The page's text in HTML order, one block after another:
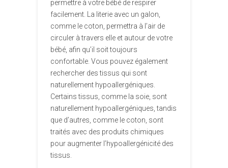
permettre à votre bébé de respirer
facilement. La literie avec un galon,
comme le coton, permettra à l’air de
circuler à travers elle et autour de votre
bébé, afin qu’il soit toujours
confortable. Vous pouvez également
rechercher des tissus qui sont
naturellement hypoallergéniques.
Certains tissus, comme la soie, sont
naturellement hypoallergéniques, tandis
que d’autres, comme le coton, sont
traités avec des produits chimiques
pour augmenter l’hypoallergénicité des
tissus.